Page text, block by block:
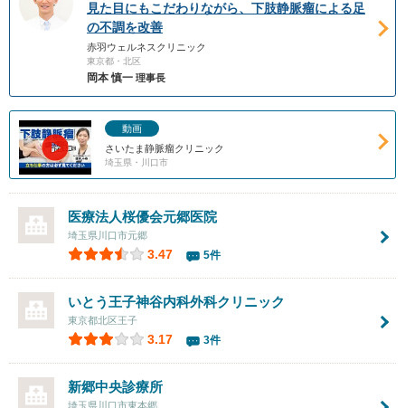
見た目にもこだわりながら、下肢静脈瘤による足
の不調を改善
赤羽ウェルネスクリニック
東京都・北区
岡本 慎一 理事長
動画
さいたま静脈瘤クリニック
埼玉県・川口市
医療法人桜優会元郷医院
埼玉県川口市元郷
3.47 5件
いとう王子神谷内科外科クリニック
東京都北区王子
3.17 3件
新郷中央診療所
埼玉県川口市東本郷